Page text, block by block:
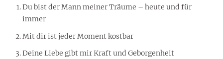
Du bist der Mann meiner Träume – heute und für
immer
Mit dir ist jeder Moment kostbar
Deine Liebe gibt mir Kraft und Geborgenheit